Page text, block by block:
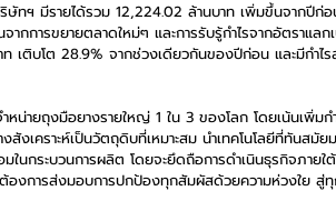
ทฯ มีรายได้รวม 12,224.02 ล้านบาท เพิ่มขึ้นจากปีก่อ
กการขยายตลาดใหม่ๆ และการรับรู้กำไรจากอัตราแล
เติบโต 28.9% จากช่วงเดียวกันของปีก่อน และมีกำไ
ำหน่ายถุงมือยางรายใหญ่ 1 ใน 3 ของโลก โดยเน้นเพิ่
งเคราะห์เป็นวัตถุดิบที่เหมาะสม นำเทคโนโลยีที่ทันสมัย
นกระบวนการผลิต โดยจะยึดถือการดำเนินธุรกิจภาย
งการส่งมอบการปกป้องทุกสัมผัสด้วยความห่วงใย สู่